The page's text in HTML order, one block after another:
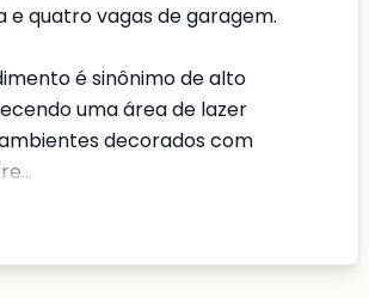
e quatro vagas de garagem.
é sinônimo de alto
uma área de lazer
decorados com